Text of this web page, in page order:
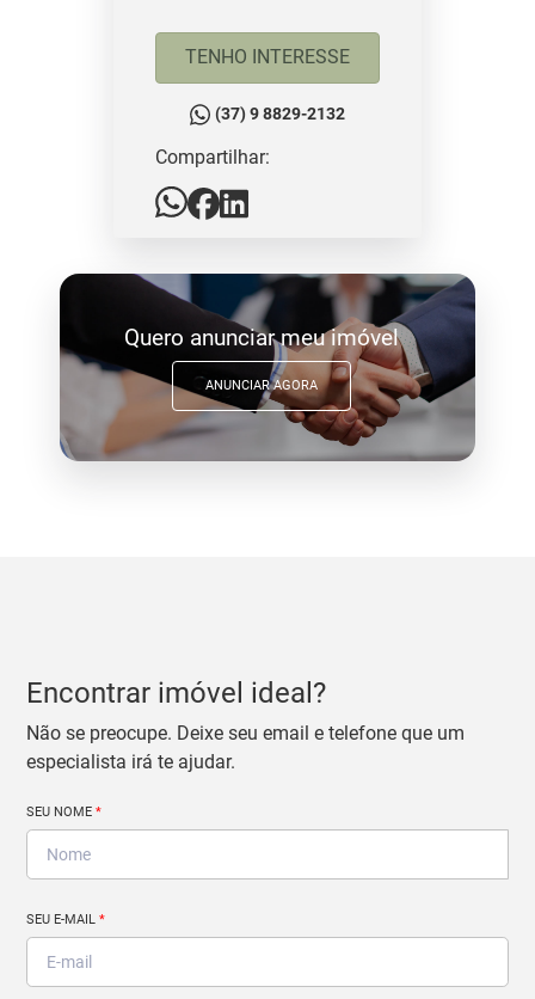
TENHO INTERESSE
(37) 9 8829-2132
Compartilhar:
Quero anunciar meu imóvel
ANUNCIAR AGORA
Encontrar imóvel ideal?
Não se preocupe. Deixe seu email e telefone que um
especialista irá te ajudar.
SEU NOME*
SEU E-MAIL*